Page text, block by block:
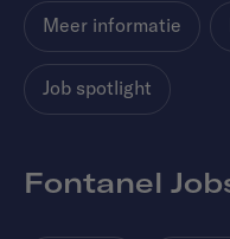
Meer informatie
Job spotlight
Fontanel